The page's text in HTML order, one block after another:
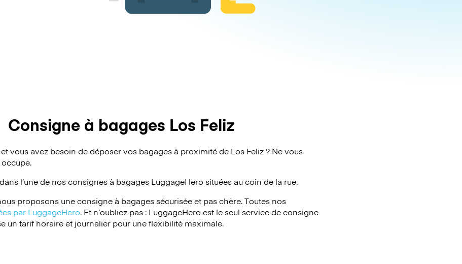
Consigne à bagages Los Feliz
vous avez besoin de déposer vos bagages à proximité de Los Feliz ? Ne vous
occupe.
l’une de nos consignes à bagages LuggageHero situées au coin de la rue.
proposons une consigne à bagages sécurisée et pas chère. Toutes nos
par LuggageHero. Et n’oubliez pas : LuggageHero est le seul service de consigne
un tarif horaire et journalier pour une flexibilité maximale.